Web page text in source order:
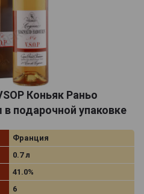
Коньяк Раньо
подарочной упаковке
Франция
0.7 л
41.0%
6